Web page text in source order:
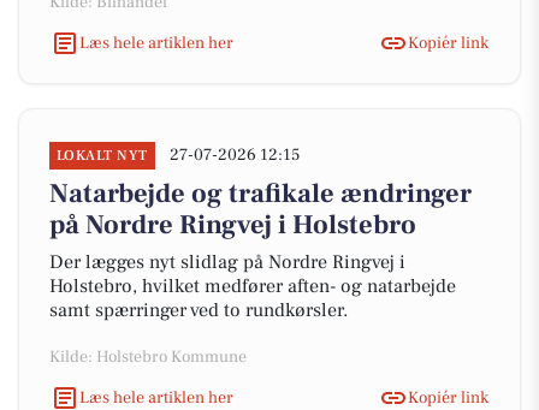
Læs hele artiklen her
Kopiér link
LOKALT NYT 27-07-2026 12:15
Natarbejde og trafikale ændringer
på Nordre Ringvej i Holstebro
Der lægges nyt slidlag på Nordre Ringvej i
Holstebro, hvilket medfører aften- og natarbejde
samt spærringer ved to rundkørsler.
Kilde: Holstebro Kommune
Læs hele artiklen her
Kopiér link